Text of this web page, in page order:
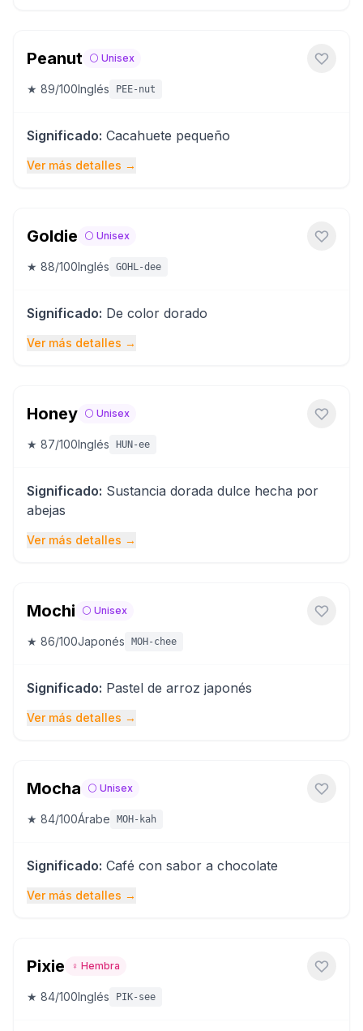
Peanut ⚪ Unisex
★ 89/100Inglés PEE-nut
Significado: Cacahuete pequeño
Ver más detalles →
Goldie ⚪ Unisex
★ 88/100Inglés GOHL-dee
Significado: De color dorado
Ver más detalles →
Honey ⚪ Unisex
★ 87/100Inglés HUN-ee
Significado: Sustancia dorada dulce hecha por
abejas
Ver más detalles →
Mochi ⚪ Unisex
★ 86/100Japonés MOH-chee
Significado: Pastel de arroz japonés
Ver más detalles →
Mocha ⚪ Unisex
★ 84/100Árabe MOH-kah
Significado: Café con sabor a chocolate
Ver más detalles →
Pixie ♀️ Hembra
★ 84/100Inglés PIK-see